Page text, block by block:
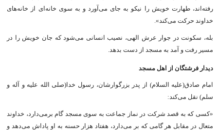
رفته‌اند، طهارت خویش را نیکو به جاى می‌آورد و به سوى خانه‌اى از خانه‌هاى
خداوند حرکت می‌کند».
بله، سکونت در جوار عرش الهى، نصیب انسانى می‌شود که جان خویش را در
مسیر رفت و آمد به مسجد از دست بدهد.
دیدار فرشتگان از اهل مسجد
امام صادق(علیه السلام) از پدر بزرگوارشان، رسول خدا(صلی الله علیه و آله و
سلم) نقل می‌کند:
«کسی که به قصد شرکت در نماز جماعت به سوى مسجد گام برمی‌دارد، خداوند
متعال در مقابل هر گامى که بر می‌دارد، هفتاد هزار حسنه به او پاداش می‌دهد و